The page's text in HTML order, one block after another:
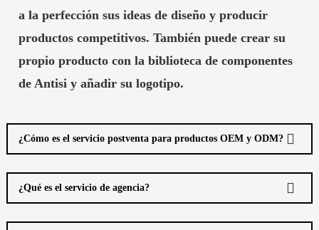
a la perfección sus ideas de diseño y producir
productos competitivos. También puede crear su
propio producto con la biblioteca de componentes
de Antisi y añadir su logotipo.
¿Cómo es el servicio postventa para productos OEM y ODM?
¿Qué es el servicio de agencia?